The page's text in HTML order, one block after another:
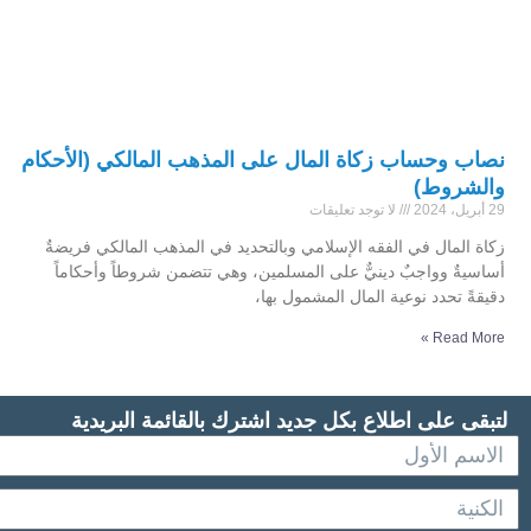
نصاب وحساب زكاة المال على المذهب المالكي (الأحكام
والشروط)
29 أبريل، 2024 لا توجد تعليقات
زكاة المال في الفقه الإسلامي وبالتحديد في المذهب المالكي فريضةٌ
أساسيةٌ وواجبٌ دينيٌّ على المسلمين، وهي تتضمن شروطاً وأحكاماً
دقيقةً تحدد نوعية المال المشمول بها،
Read More »
لتبقى على اطلاع بكل جديد اشترك بالقائمة البريدية
الاسم
الاول
الكنية